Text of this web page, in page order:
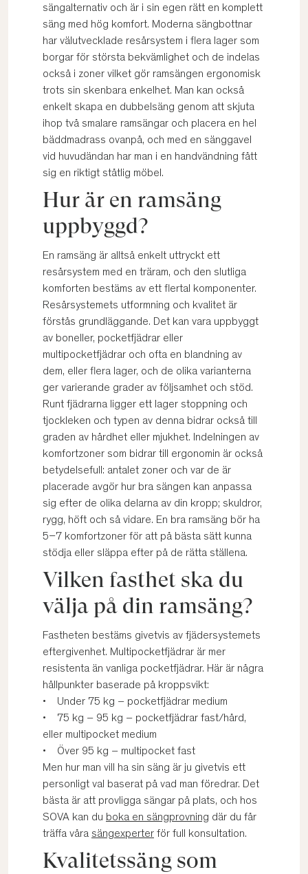
sängalternativ och är i sin egen rätt en komplett
säng med hög komfort. Moderna sängbottnar
har välutvecklade resårsystem i flera lager som
borgar för största bekvämlighet och de indelas
också i zoner vilket gör ramsängen ergonomisk
trots sin skenbara enkelhet. Man kan också
enkelt skapa en dubbelsäng genom att skjuta
ihop två smalare ramsängar och placera en hel
bäddmadrass ovanpå, och med en sänggavel
vid huvudändan har man i en handvändning fått
sig en riktigt ståtlig möbel.
Hur är en ramsäng
uppbyggd?
En ramsäng är alltså enkelt uttryckt ett
resårsystem med en träram, och den slutliga
komforten bestäms av ett flertal komponenter.
Resårsystemets utformning och kvalitet är
förstås grundläggande. Det kan vara uppbyggt
av boneller, pocketfjädrar eller
multipocketfjädrar och ofta en blandning av
dem, eller flera lager, och de olika varianterna
ger varierande grader av följsamhet och stöd.
Runt fjädrarna ligger ett lager stoppning och
tjockleken och typen av denna bidrar också till
graden av hårdhet eller mjukhet. Indelningen av
komfortzoner som bidrar till ergonomin är också
betydelsefull: antalet zoner och var de är
placerade avgör hur bra sängen kan anpassa
sig efter de olika delarna av din kropp; skuldror,
rygg, höft och så vidare. En bra ramsäng bör ha
5–7 komfortzoner för att på bästa sätt kunna
stödja eller släppa efter på de rätta ställena.
Vilken fasthet ska du
välja på din ramsäng?
Fastheten bestäms givetvis av fjädersystemets
eftergivenhet. Multipocketfjädrar är mer
resistenta än vanliga pocketfjädrar. Här är några
hållpunkter baserade på kroppsvikt:
• Under 75 kg – pocketfjädrar medium
• 75 kg – 95 kg – pocketfjädrar fast/hård,
eller multipocket medium
• Över 95 kg – multipocket fast
Men hur man vill ha sin säng är ju givetvis ett
personligt val baserat på vad man föredrar. Det
bästa är att provligga sängar på plats, och hos
SOVA kan du boka en sängprovning där du får
träffa våra sängexperter för full konsultation.
Kvalitetssäng som